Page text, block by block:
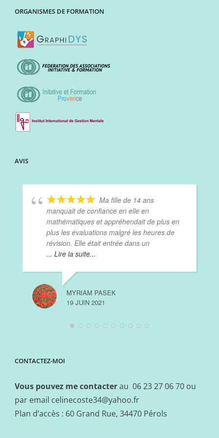
ORGANISMES DE FORMATION
AVIS
Ma fille de 14 ans
manquait de confiance en elle en
mathématiques et appréhendait de plus en
plus les évaluations malgré les heures de
révision. Elle était entrée dans un
... Lire la suite...
MYRIAM PASEK
19 JUIN 2021
CONTACTEZ-MOI
Vous pouvez me contacterau 06 23 27 06 70 ou
par email celinecoste34@yahoo.fr
Plan d’accès : 60 Grand Rue, 34470 Pérols